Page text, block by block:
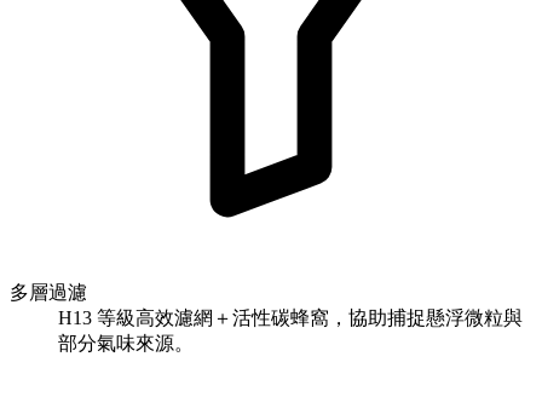
多層過濾
H13 等級高效濾網＋活性碳蜂窩，協助捕捉懸浮微粒與
部分氣味來源。